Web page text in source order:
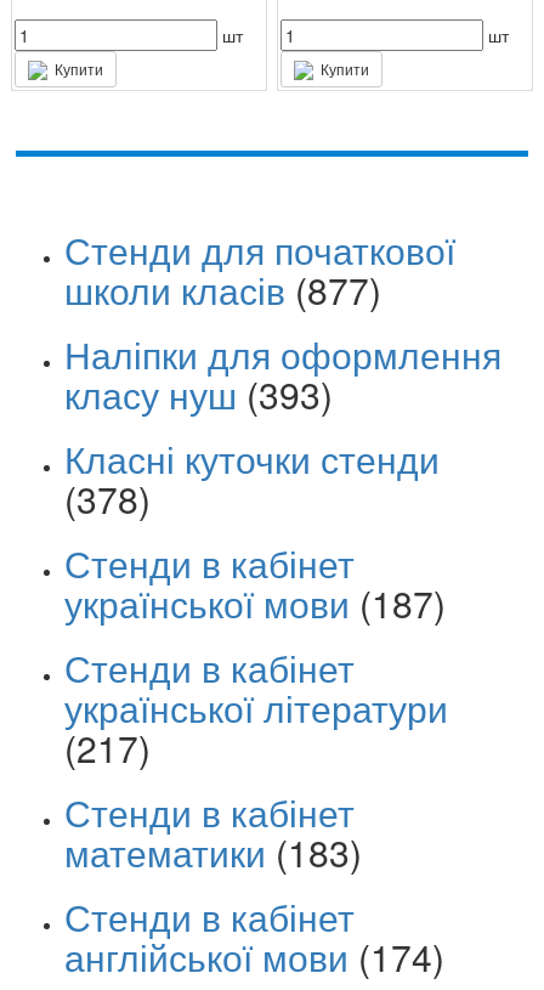
шт
Купити
шт
Купити
Стенди для початкової
школи класів (877)
Наліпки для оформлення
класу нуш (393)
Класні куточки стенди
(378)
Стенди в кабінет
української мови (187)
Стенди в кабінет
української літератури
(217)
Стенди в кабінет
математики (183)
Стенди в кабінет
англійської мови (174)